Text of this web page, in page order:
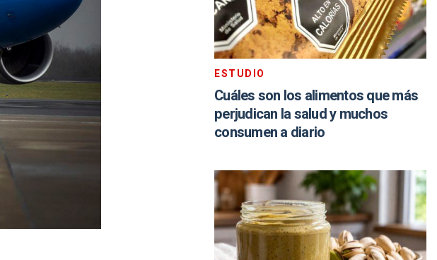
ESTUDIO
Cuáles son los alimentos que más
perjudican la salud y muchos
consumen a diario